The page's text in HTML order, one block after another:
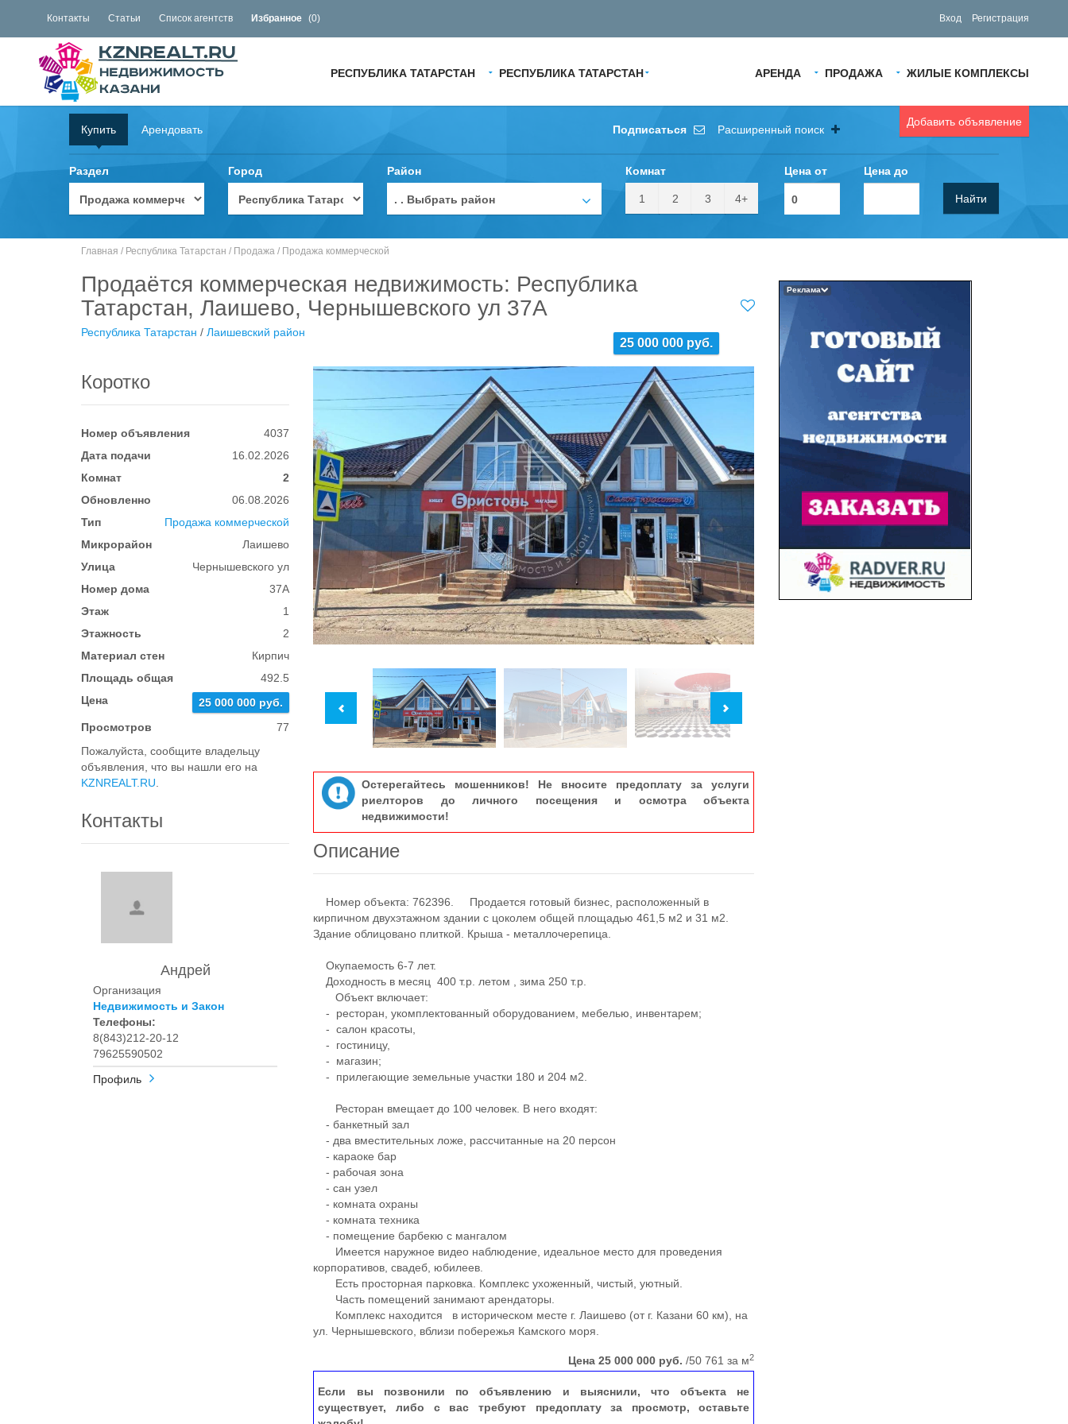
Контакты Статьи Список агентств Избранное (0) Вход Регистрация
АРЕНДА ПРОДАЖА ЖИЛЫЕ КОМПЛЕКСЫ
РЕСПУБЛИКА ТАТАРСТАН РЕСПУБЛИКА ТАТАРСТАН
Добавить объявление
Купить Арендовать Подписаться Расширенный поиск
Раздел Город Район
. . Выбрать район
Комнат
1 2 3 4+
Цена от Цена до
Найти
Главная / Республика Татарстан / Продажа / Продажа коммерческой
Продаётся коммерческая недвижимость: Республика
Татарстан, Лаишево, Чернышевского ул 37А
25 000 000 руб.
Республика Татарстан / Лаишевский район
Коротко
Номер объявления
4037
Дата подачи
16.02.2026
Комнат
2
Обновленно
06.08.2026
Тип
Продажа коммерческой
Микрорайон
Лаишево
Улица
Чернышевского ул
Номер дома
37А
Этаж
1
Этажность
2
Материал стен
Кирпич
Площадь общая
492.5
Цена
25 000 000 руб.
Просмотров
77
Пожалуйста, сообщите владельцу
объявления, что вы нашли его на
KZNREALT.RU
Контакты
Андрей
Организация
Недвижимость и Закон
Телефоны:
8(843)212-20-12
79625590502
Профиль
Остерегайтесь мошенников! Не вносите предоплату за услуги
риелторов до личного посещения и осмотра объекта
недвижимости!
Описание
Номер объекта: 762396. Продается готовый бизнес, расположенный в
кирпичном двухэтажном здании с цоколем общей площадью 461,5 м2 и 31 м2.
Здание облицовано плиткой. Крыша - металлочерепица.
Окупаемость 6-7 лет.
Доходность в месяц 400 т.р. летом , зима 250 т.р.
Объект включает:
- ресторан, укомплектованный оборудованием, мебелью, инвентарем;
- салон красоты,
- гостиницу,
- магазин;
- прилегающие земельные участки 180 и 204 м2.
Ресторан вмещает до 100 человек. В него входят:
- банкетный зал
- два вместительных ложе, рассчитанные на 20 персон
- караоке бар
- рабочая зона
- сан узел
- комната охраны
- комната техника
- помещение барбекю с мангалом
Имеется наружное видео наблюдение, идеальное место для проведения
корпоративов, свадеб, юбилеев.
Есть просторная парковка. Комплекс ухоженный, чистый, уютный.
​​​​​​​ Часть помещений занимают арендаторы.
Комплекс находится в историческом месте г. Лаишево (от г. Казани 60 км), на
ул. Чернышевского, вблизи побережья Камского моря.
Цена25 000 000 руб. /50 761 за м2
Если вы позвонили по объявлению и выяснили, что объекта не
существует, либо с вас требуют предоплату за просмотр, оставьте
Реклама